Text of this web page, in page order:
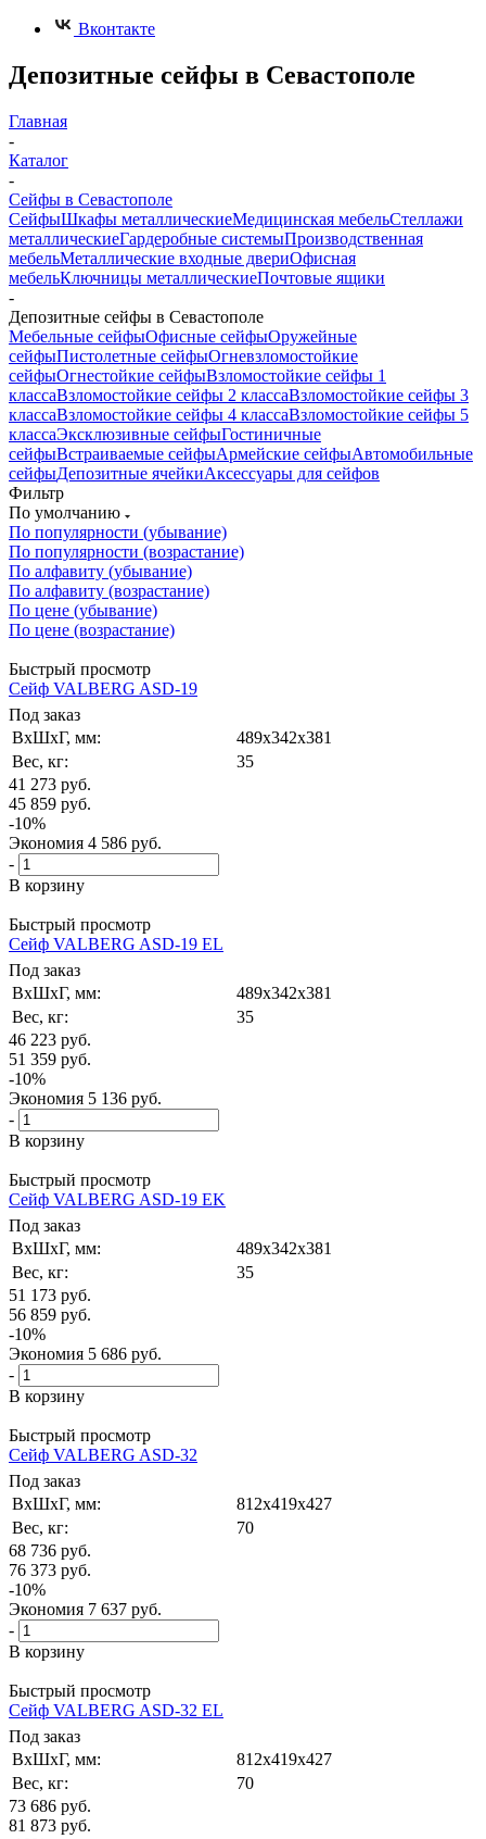
Вконтакте
Депозитные сейфы в Севастополе
Главная
-
Каталог
-
Сейфы в Севастополе
СейфыШкафы металлическиеМедицинская мебельСтеллажи
металлическиеГардеробные системыПроизводственная
мебельМеталлические входные двериОфисная
мебельКлючницы металлическиеПочтовые ящики
-
Депозитные сейфы в Севастополе
Мебельные сейфыОфисные сейфыОружейные
сейфыПистолетные сейфыОгневзломостойкие
сейфыОгнестойкие сейфыВзломостойкие сейфы 1
классаВзломостойкие сейфы 2 классаВзломостойкие сейфы 3
классаВзломостойкие сейфы 4 классаВзломостойкие сейфы 5
классаЭксклюзивные сейфыГостиничные
сейфыВстраиваемые сейфыАрмейские сейфыАвтомобильные
сейфыДепозитные ячейкиАксессуары для сейфов
Фильтр
По умолчанию
По популярности (убывание)
По популярности (возрастание)
По алфавиту (убывание)
По алфавиту (возрастание)
По цене (убывание)
По цене (возрастание)
Быстрый просмотр
Сейф VALBERG ASD-19
Под заказ
ВxШxГ, мм:
489x342x381
Вес, кг:
35
41 273 руб.
45 859 руб.
-10%
Экономия 4 586 руб.
-
В корзину
Быстрый просмотр
Сейф VALBERG ASD-19 EL
Под заказ
ВxШxГ, мм:
489x342x381
Вес, кг:
35
46 223 руб.
51 359 руб.
-10%
Экономия 5 136 руб.
-
В корзину
Быстрый просмотр
Сейф VALBERG ASD-19 EK
Под заказ
ВxШxГ, мм:
489x342x381
Вес, кг:
35
51 173 руб.
56 859 руб.
-10%
Экономия 5 686 руб.
-
В корзину
Быстрый просмотр
Сейф VALBERG ASD-32
Под заказ
ВxШxГ, мм:
812x419x427
Вес, кг:
70
68 736 руб.
76 373 руб.
-10%
Экономия 7 637 руб.
-
В корзину
Быстрый просмотр
Сейф VALBERG ASD-32 EL
Под заказ
ВxШxГ, мм:
812x419x427
Вес, кг:
70
73 686 руб.
81 873 руб.